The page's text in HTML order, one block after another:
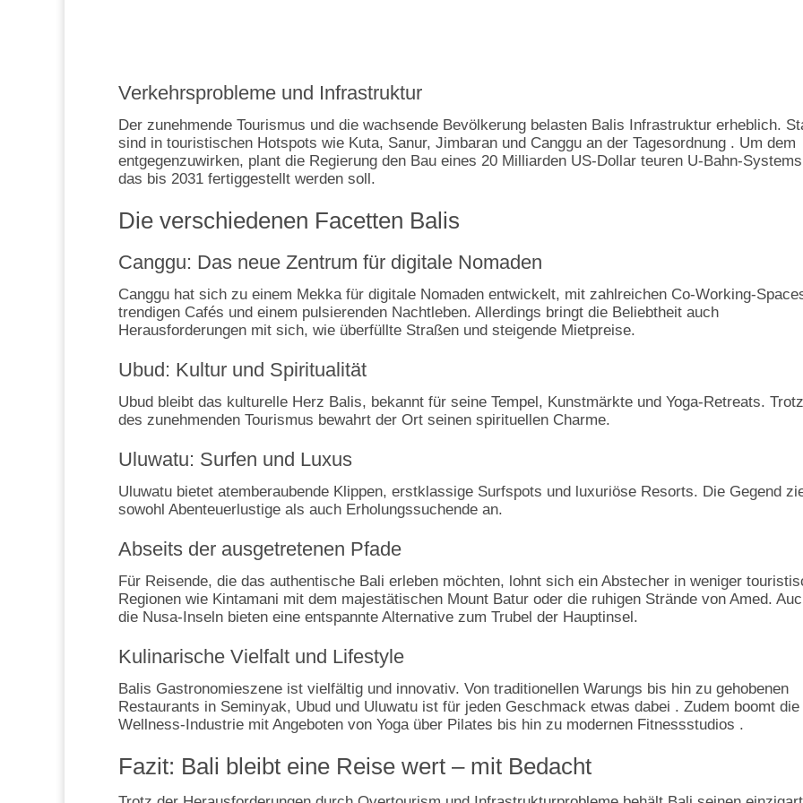
Verkehrsprobleme und Infrastruktur
Der zunehmende Tourismus und die wachsende Bevölkerung belasten Balis Infrastruktur erheblich.
sind in touristischen Hotspots wie Kuta, Sanur, Jimbaran und Canggu an der Tagesordnung . Um dem
entgegenzuwirken, plant die Regierung den Bau eines 20 Milliarden US-Dollar teuren U-Bahn-
das bis 2031 fertiggestellt werden soll.
Die verschiedenen Facetten Balis
Canggu: Das neue Zentrum für digitale Nomaden
Canggu hat sich zu einem Mekka für digitale Nomaden entwickelt, mit zahlreichen Co-Working-
trendigen Cafés und einem pulsierenden Nachtleben. Allerdings bringt die Beliebtheit auch
Herausforderungen mit sich, wie überfüllte Straßen und steigende Mietpreise.
Ubud: Kultur und Spiritualität
Ubud bleibt das kulturelle Herz Balis, bekannt für seine Tempel, Kunstmärkte und Yoga-Retreats. Trotz
des zunehmenden Tourismus bewahrt der Ort seinen spirituellen Charme.
Uluwatu: Surfen und Luxus
Uluwatu bietet atemberaubende Klippen, erstklassige Surfspots und luxuriöse Resorts. Die Gegend
sowohl Abenteuerlustige als auch Erholungssuchende an.
Abseits der ausgetretenen Pfade
Für Reisende, die das authentische Bali erleben möchten, lohnt sich ein Abstecher in weniger
Regionen wie Kintamani mit dem majestätischen Mount Batur oder die ruhigen Strände von Amed.
die Nusa-Inseln bieten eine entspannte Alternative zum Trubel der Hauptinsel.
Kulinarische Vielfalt und Lifestyle
Balis Gastronomieszene ist vielfältig und innovativ. Von traditionellen Warungs bis hin zu gehobenen
Restaurants in Seminyak, Ubud und Uluwatu ist für jeden Geschmack etwas dabei . Zudem boomt die
Wellness-Industrie mit Angeboten von Yoga über Pilates bis hin zu modernen Fitnessstudios .
Fazit: Bali bleibt eine Reise wert – mit Bedacht